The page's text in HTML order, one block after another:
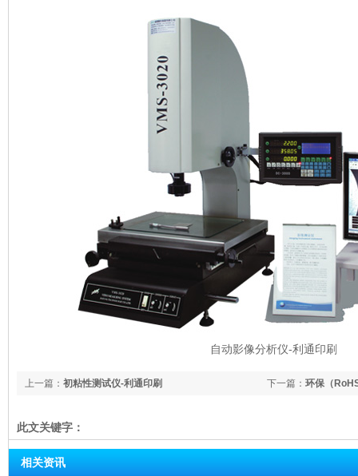
自动影像分析仪-利通印刷
下一篇： 环保（
上一篇： 初粘性测试仪-利通印刷
此文关键字：
相关资讯